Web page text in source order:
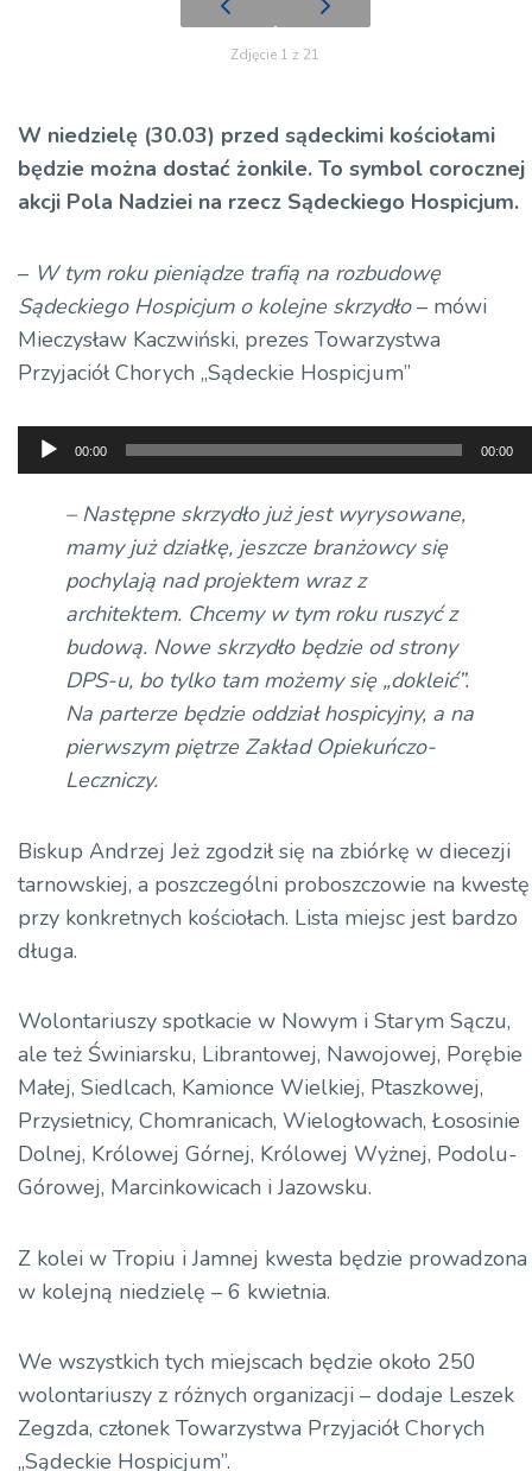
Zdjęcie 1 z 21
W niedzielę (30.03) przed sądeckimi kościołami
będzie można dostać żonkile. To symbol corocznej
akcji Pola Nadziei na rzecz Sądeckiego Hospicjum.
– W tym roku pieniądze trafią na rozbudowę
Sądeckiego Hospicjum o kolejne skrzydło– mówi
Mieczysław Kaczwiński, prezes Towarzystwa
Przyjaciół Chorych „Sądeckie Hospicjum”
Odtwarzacz
plików
dźwiękowych
00:00 00:00
– Następne skrzydło już jest wyrysowane,
mamy już działkę, jeszcze branżowcy się
pochylają nad projektem wraz z
architektem. Chcemy w tym roku ruszyć z
budową. Nowe skrzydło będzie od strony
DPS-u, bo tylko tam możemy się „dokleić”.
Na parterze będzie oddział hospicyjny, a na
pierwszym piętrze Zakład Opiekuńczo-
Leczniczy.
Biskup Andrzej Jeż zgodził się na zbiórkę w diecezji
tarnowskiej, a poszczególni proboszczowie na kwestę
przy konkretnych kościołach. Lista miejsc jest bardzo
długa.
Wolontariuszy spotkacie w Nowym i Starym Sączu,
ale też Świniarsku, Librantowej, Nawojowej, Porębie
Małej, Siedlcach, Kamionce Wielkiej, Ptaszkowej,
Przysietnicy, Chomranicach, Wielogłowach, Łososinie
Dolnej, Królowej Górnej, Królowej Wyżnej, Podolu-
Górowej, Marcinkowicach i Jazowsku.
Z kolei w Tropiu iJamnej kwesta będzie prowadzona
w kolejną niedzielę – 6 kwietnia.
We wszystkich tych miejscach będzie około 250
wolontariuszy z różnych organizacji – dodaje Leszek
Zegzda, członek Towarzystwa Przyjaciół Chorych
„Sądeckie Hospicjum”.